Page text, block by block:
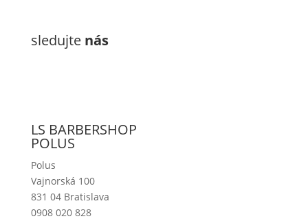
sledujtenás
LS BARBERSHOP
POLUS
Polus
Vajnorská 100
831 04 Bratislava
0908 020 828